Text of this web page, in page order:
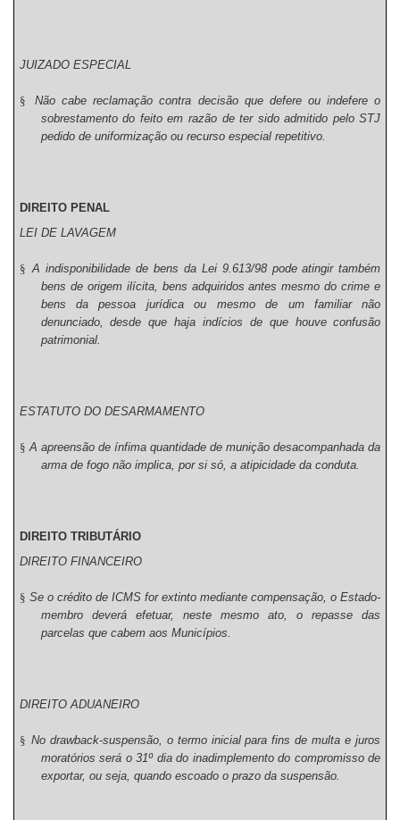
JUIZADO ESPECIAL
§
Não cabe reclamação contra decisão que defere ou indefere o
sobrestamento do feito em razão de ter sido admitido pelo STJ
pedido de uniformização ou recurso especial repetitivo.
DIREITO PENAL
LEI DE LAVAGEM
§ A indisponibilidade de bens da Lei 9.613/98 pode atingir também
bens de origem ilícita, bens adquiridos antes mesmo do crime e
bens da pessoa jurídica ou mesmo de um familiar não
denunciado, desde que haja indícios de que houve confusão
patrimonial.
ESTATUTO DO DESARMAMENTO
§ A apreensão de ínfima quantidade de munição desacompanhada da
arma de fogo não implica, por si só, a atipicidade da conduta.
DIREITO TRIBUTÁRIO
DIREITO FINANCEIRO
§ Se o crédito de ICMS for extinto mediante compensação, o Estado-
membro deverá efetuar, neste mesmo ato, o repasse das
parcelas que cabem aos Municípios.
DIREITO ADUANEIRO
§ No drawback-suspensão, o termo inicial para fins de multa e juros
moratórios será o 31º dia do inadimplemento do compromisso de
exportar, ou seja, quando escoado o prazo da suspensão.